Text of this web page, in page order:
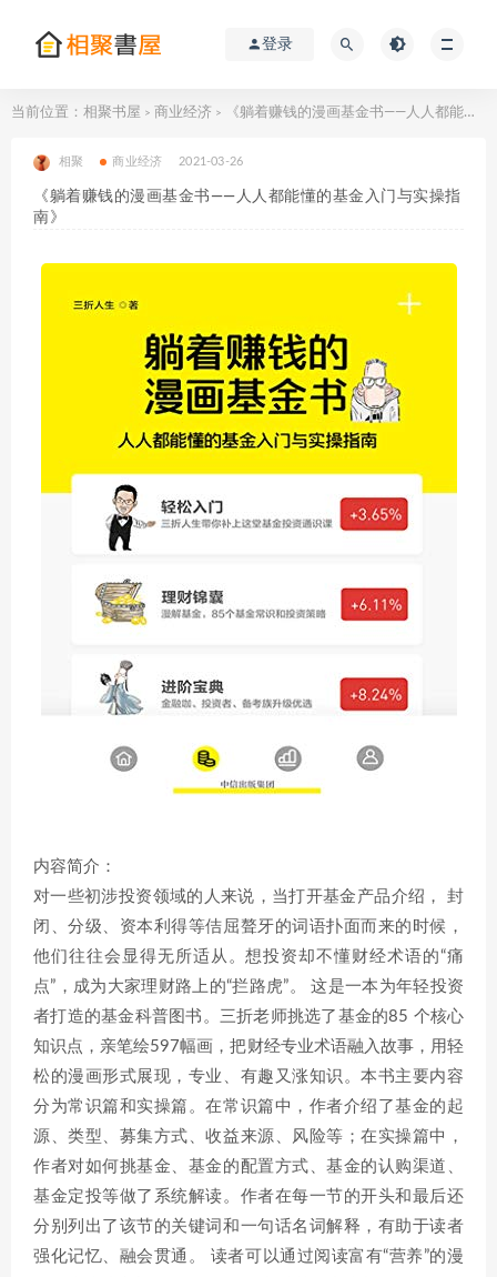
登录
当前位置： 相聚书屋 > 商业经济 > 《躺着赚钱的漫画基金书——人人都能懂的基金入门与实操指南》
相聚 商业经济 2021-03-26
《躺着赚钱的漫画基金书——人人都能懂的基金入门与实操指
南》
内容简介：
对一些初涉投资领域的人来说，当打开基金产品介绍， 封
闭、分级、资本利得等佶屈聱牙的词语扑面而来的时候，
他们往往会显得无所适从。想投资却不懂财经术语的“痛
点”，成为大家理财路上的“拦路虎”。 这是一本为年轻投资
者打造的基金科普图书。三折老师挑选了基金的85 个核心
知识点，亲笔绘597幅画，把财经专业术语融入故事，用轻
松的漫画形式展现，专业、有趣又涨知识。本书主要内容
分为常识篇和实操篇。在常识篇中，作者介绍了基金的起
源、类型、募集方式、收益来源、风险等；在实操篇中，
作者对如何挑基金、基金的配置方式、基金的认购渠道、
基金定投等做了系统解读。作者在每一节的开头和最后还
分别列出了该节的关键词和一句话名词解释，有助于读者
强化记忆、融会贯通。 读者可以通过阅读富有“营养”的漫